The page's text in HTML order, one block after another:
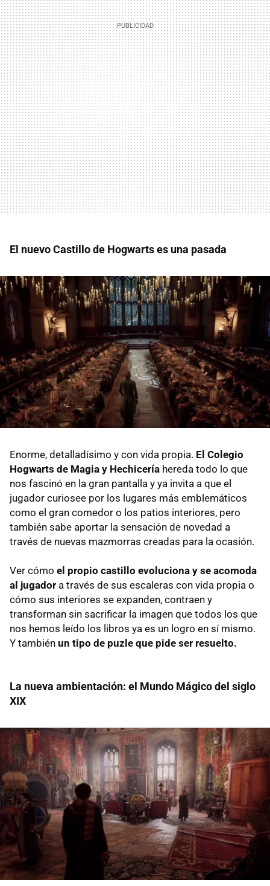
El nuevo Castillo de Hogwarts es una pasada
Enorme, detalladísimo y con vida propia. El Colegio
Hogwarts de Magia y Hechicería hereda todo lo que
nos fascinó en la gran pantalla y ya invita a que el
jugador curiosee por los lugares más emblemáticos
como el gran comedor o los patios interiores, pero
también sabe aportar la sensación de novedad a
través de nuevas mazmorras creadas para la ocasión.
Ver cómo el propio castillo evoluciona y se acomoda
al jugador a través de sus escaleras con vida propia o
cómo sus interiores se expanden, contraen y
transforman sin sacrificar la imagen que todos los que
nos hemos leído los libros ya es un logro en sí mismo.
Y también un tipo de puzle que pide ser resuelto.
La nueva ambientación: el Mundo Mágico del siglo
XIX